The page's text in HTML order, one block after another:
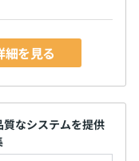
細を見る
なシステムを提供